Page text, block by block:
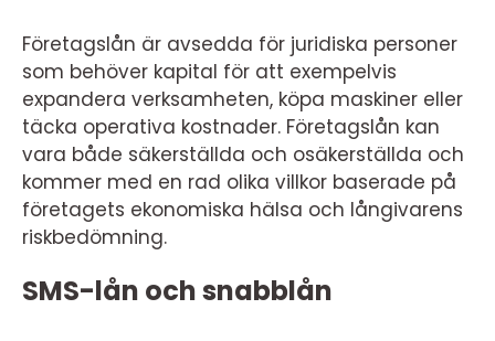
Företagslån är avsedda för juridiska personer
som behöver kapital för att exempelvis
expandera verksamheten, köpa maskiner eller
täcka operativa kostnader. Företagslån kan
vara både säkerställda och osäkerställda och
kommer med en rad olika villkor baserade på
företagets ekonomiska hälsa och långivarens
riskbedömning.
SMS-lån och snabblån